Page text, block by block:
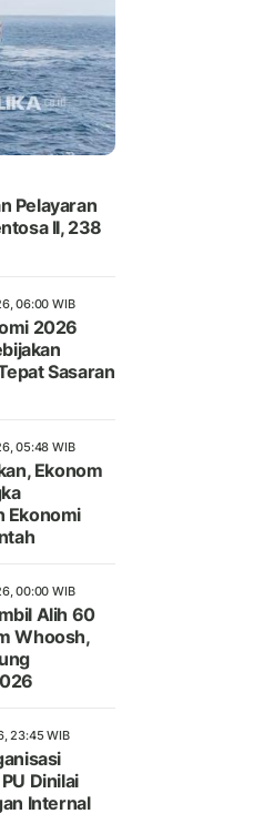
Pelayaran
II, 238
06:00 WIB
2026
Sasaran
05:48 WIB
Ekonom
Ekonomi
00:00 WIB
Alih 60
Whoosh,
23:45 WIB
Dinilai
Internal